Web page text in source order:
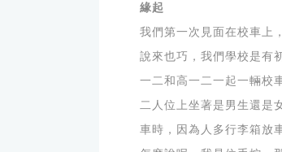
緣起
我們第一次見面在校車上
說來也巧，我們學校是有
一二和高一二一起一輛校
二人位上坐著是男生還是
車時，因為人多行李箱放